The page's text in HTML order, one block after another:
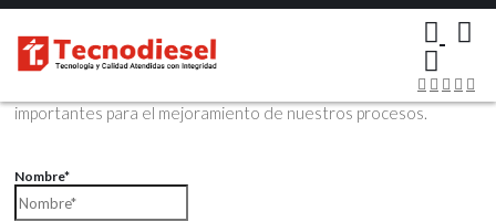
Contáctenos Vía Email
Envíenos sus datos con sus comentarios, sus opiniones son muy
importantes para el mejoramiento de nuestros procesos.
Nombre*